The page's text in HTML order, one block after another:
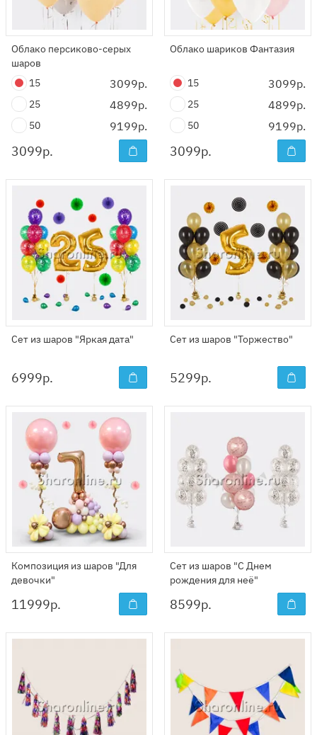
Облако персиково-серых
шаров
15
3099р.
25 4899р.
50 9199р.
3099р.
Облако шариков Фантазия
15 3099р.
25 4899р.
50 9199р.
3099р.
Сет из шаров "Яркая дата"
6999р.
Сет из шаров "Торжество"
5299р.
Композиция из шаров "Для
девочки"
11999р.
Сет из шаров "С Днем
рождения для неё"
8599р.